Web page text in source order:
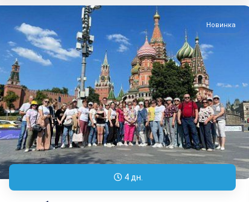
Новинка
4 дн.